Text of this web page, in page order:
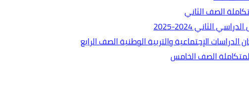
الصف الثاني
الثاني 2024-2025
الإجتماعية والتربية الوطنية الصف الرابع
الصف الخامس